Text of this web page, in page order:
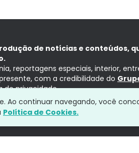
de notícias e conteúdos,
reportagens especiais, interior,
com a credibilidade do
de privacidade
Ao continuar navegando, você
Política de Cookies.